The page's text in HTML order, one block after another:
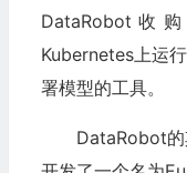
DataRobot收
Kubernetes上运
署模型的工具。
DataRobot